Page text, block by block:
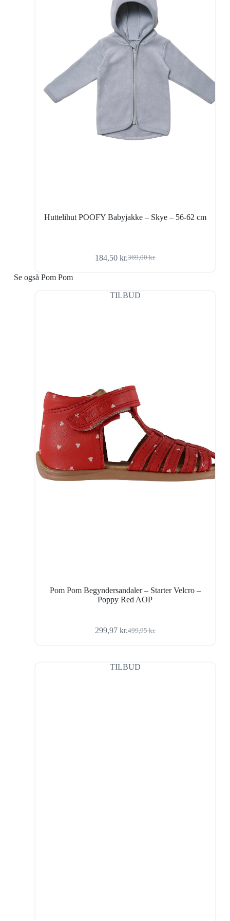
Huttelihut POOFY Babyjakke – Skye – 56-62 cm
369,00kr.
Den
369,00 kr..
184,50 kr.Den
184,50 kr..
Se også Pom Pom
TILBUD
Pom Pom Begyndersandaler – Starter Velcro –
Poppy Red AOP
499,95kr.
Den
var:
499,95 kr..
299,97 kr.Den
er:
299,97 kr..
TILBUD